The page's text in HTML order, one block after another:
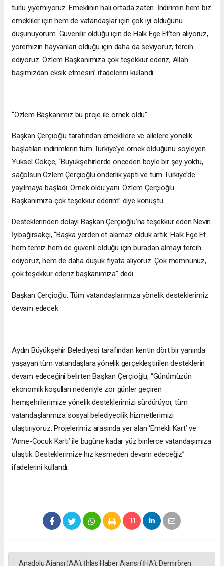
türlü yiyemiyoruz. Emeklinin hali ortada zaten. İndirimin hem biz
emekliler için hem de vatandaşlar için çok iyi olduğunu
düşünüyorum. Güvenilir olduğu için de Halk Ege Et’ten alıyoruz,
yöremizin hayvanları olduğu için daha da seviyoruz, tercih
ediyoruz. Özlem Başkanımıza çok teşekkür ederiz, Allah
başımızdan eksik etmesin” ifadelerini kullandı.
“Özlem Başkanımız bu proje ile örnek oldu”
Başkan Çerçioğlu tarafından emeklilere ve ailelere yönelik
başlatılan indirimlerin tüm Türkiye’ye örnek olduğunu söyleyen
Yüksel Gökçe, “Büyükşehirlerde önceden böyle bir şey yoktu,
sağolsun Özlem Çerçioğlu önderlik yaptı ve tüm Türkiye’de
yayılmaya başladı. Örnek oldu yani. Özlem Çerçioğlu
Başkanımıza çok teşekkür ederim” diye konuştu.
Desteklerinden dolayı Başkan Çerçioğlu’na teşekkür eden Nevin
İyibağırsakçı, “Başka yerden et alamaz olduk artık. Halk Ege Et
hem temiz hem de güvenli olduğu için buradan almayı tercih
ediyoruz, hem de daha düşük fiyata alıyoruz. Çok memnunuz,
çok teşekkür ederiz başkanımıza” dedi.
Başkan Çerçioğlu: Tüm vatandaşlarımıza yönelik desteklerimiz
devam edecek
Aydın Büyükşehir Belediyesi tarafından kentin dört bir yanında
yaşayan tüm vatandaşlara yönelik gerçekleştirilen desteklerin
devam edeceğini belirten Başkan Çerçioğlu, “Günümüzün
ekonomik koşulları nedeniyle zor günler geçiren
hemşehrilerimize yönelik desteklerimizi sürdürüyor, tüm
vatandaşlarımıza sosyal belediyecilik hizmetlerimizi
ulaştırıyoruz. Projelerimiz arasında yer alan ‘Emekli Kart’ ve
‘Anne-Çocuk Kartı’ ile bugüne kadar yüz binlerce vatandaşımıza
ulaştık. Desteklerimize hız kesmeden devam edeceğiz”
ifadelerini kullandı.
Anadolu Ajansı (AA), İhlas Haber Ajansı (İHA), Demirören